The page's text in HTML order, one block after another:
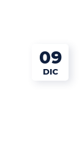
09
DIC